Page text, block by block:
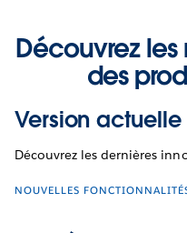
Découvrez les
des
Version actuelle
Découvrez les dernières
NOUVELLES